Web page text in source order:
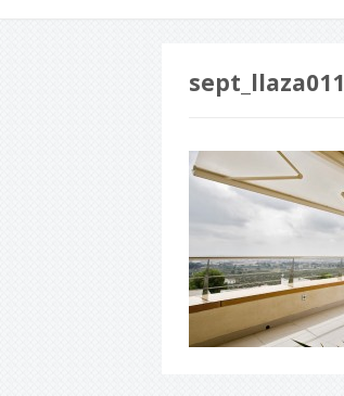
sept_llaza011